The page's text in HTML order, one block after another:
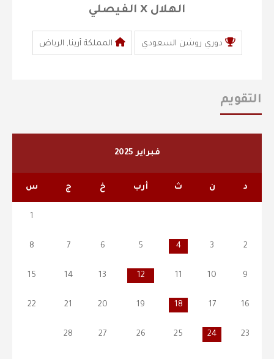
الهلال X الفيصلي
دوري روشن السعودي المملكة أرينا, الرياض
التقويم
فبراير 2025
د ن ث أرب خ ج س
1
2
3
4
5
6
7
8
9
10
11
12
13
14
15
16
17
18
19
20
21
22
23
24
25
26
27
28